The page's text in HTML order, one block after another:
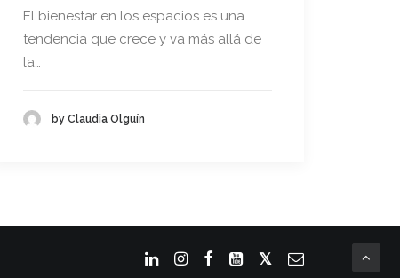
El bienestar en los espacios es una
tendencia que crece y va más allá de
la…
by Claudia Olguín